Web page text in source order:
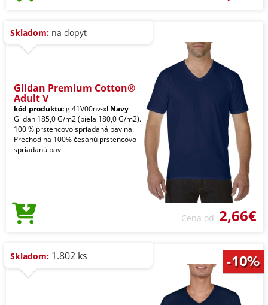
Skladom: na dopyt
Gildan Premium Cotton®
Adult V
kód produktu:gi41V00nv-xl Navy
Gildan 185,0 G/m2 (biela 180,0 G/m2).
100 % prstencovo spriadaná bavlna.
Prechod na 100% česanú prstencovo
spriadanú bav
Cena od 2,66€
Skladom: 1.802 ks